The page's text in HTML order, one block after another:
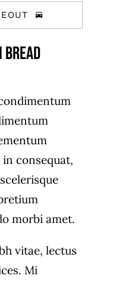
bread
consequat,
morbi amet.
vitae, lectus
Mi